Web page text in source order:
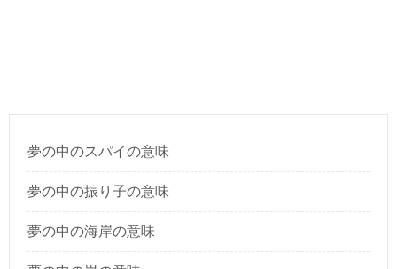
夢の中のスパイの意味
夢の中の振り子の意味
夢の中の海岸の意味